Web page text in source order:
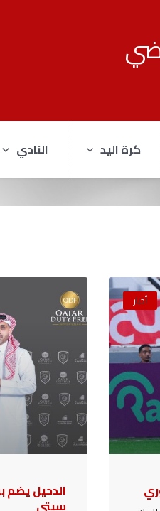
كرة اليد النادي
أخبار
الدحيل يضم
سيتي